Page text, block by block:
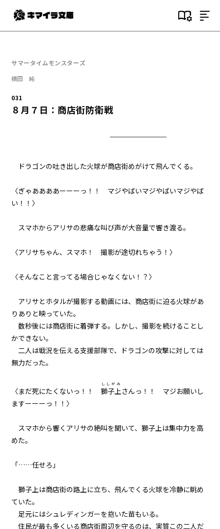
目次
(NOT)GAMESTART
003
７月３１日：(NOT) GAME OVER
006
Re：Re：７月１９日
夏摩防衛隊
009
３人の小学生
もしも田舎の中学生が地元で魔物
と戦うことになったら
012
ムダ
サマータイムモンスターズ
横田 純
031
８月７日：商店街防衛戦
ドラゴンの吐き出した火球が商店街めがけて飛んでくる。
〈ぎゃああああーーーっ！！ マジやばいマジやばいマジやば
い！！〉
スマホからアリサの悲痛な叫び声が大音量で響き渡る。
〈アリサちゃん、スマホ！ 撮影が途切れちゃう！〉
〈そんなこと言ってる場合じゃなくない！？〉
アリサとホタルが撮影する動画には、商店街に迫る火球があ
りありと映っていた。
数秒後には商店街に着弾する。しかし、撮影を続けることし
かできない。
二人は戦況を伝える支援部隊で、ドラゴンの攻撃に対しては
無力だった。
〈まだ死にたくないっ！！ 獅子上
ししがみ
さんっ！！ マジお願いし
ますーーーっ！！〉
スマホから響くアリサの絶叫を聞いて、獅子上は集中力を高
めた。
「……任せろ」
獅子上は商店街の路上に立ち、飛んでくる火球を冷静に眺め
ていた。
足元にはシュレディンガーを抱いた苗もいる。
住民が最も多くいる商店街周辺を守るのは、実質この二人だ